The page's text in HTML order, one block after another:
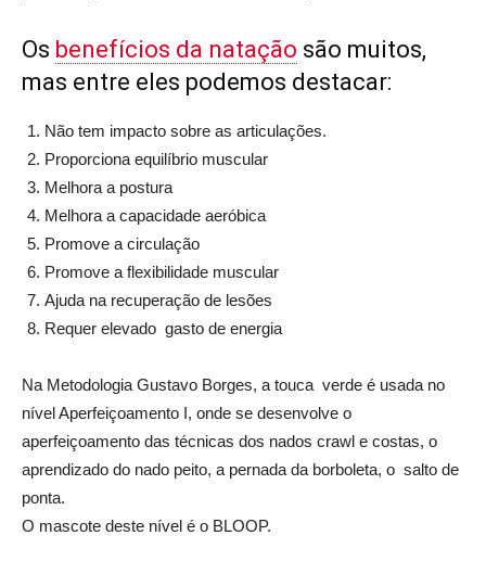
Os benefícios da natação são muitos,
mas entre eles podemos destacar:
Não tem impacto sobre as articulações.
Proporciona equilíbrio muscular
Melhora a postura
Melhora a capacidade aeróbica
Promove a circulação
Promove a flexibilidade muscular
Ajuda na recuperação de lesões
Requer elevado gasto de energia
Na Metodologia Gustavo Borges, a touca verde é usada no
nível Aperfeiçoamento I, onde se desenvolve o
aperfeiçoamento das técnicas dos nados crawl e costas, o
aprendizado do nado peito, a pernada da borboleta, o salto de
ponta.
O mascote deste nível é o BLOOP.